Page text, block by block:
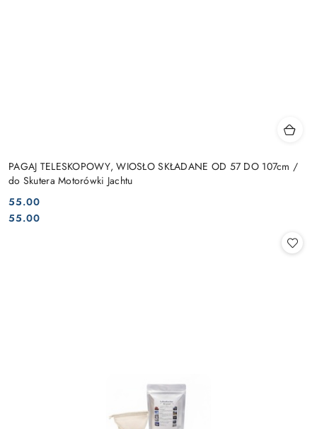
PAGAJ TELESKOPOWY, WIOSŁO SKŁADANE OD 57 DO 107cm /
do Skutera Motorówki Jachtu
Cena:
55.00
Cena:
55.00